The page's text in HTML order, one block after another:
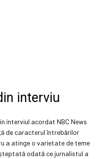
interviu
interviul acordat NBC News
de caracterul întrebărilor
a atinge o varietate de teme
odată ce jurnalistul a